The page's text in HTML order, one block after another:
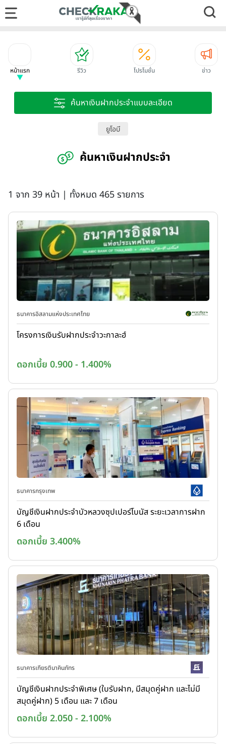
หน้าแรก รีวิว โปรโมชั่น ข่าว
ค้นหาเงินฝากประจำแบบละเอียด
ยูโอบี
ค้นหาเงินฝากประจำ
1 จาก 39 หน้า | ทั้งหมด 465 รายการ
ธนาคารอิสลามแห่งประเทศไทย
โครงการเงินรับฝากประจำวะกาละฮ์
ดอกเบี้ย 0.900 - 1.400%
ธนาคารกรุงเทพ
บัญชีเงินฝากประจำบัวหลวงซุปเปอร์โบนัส ระยะเวลาการฝาก
6 เดือน
ดอกเบี้ย 3.400%
ธนาคารเกียรตินาคินภัทร
บัญชีเงินฝากประจำพิเศษ (ใบรับฝาก, มีสมุดคู่ฝาก และไม่มี
สมุดคู่ฝาก) 5 เดือน และ 7 เดือน
ดอกเบี้ย 2.050 - 2.100%